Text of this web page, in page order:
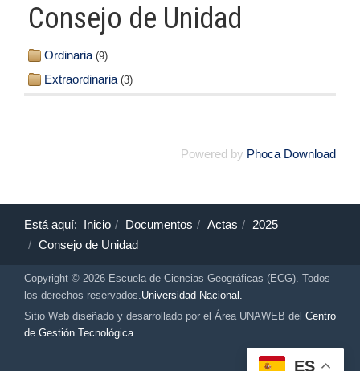
ES
Consejo de Unidad
Ordinaria (9)
Extraordinaria (3)
Powered by Phoca Download
Está aquí: Inicio Documentos Actas
2025
Consejo de Unidad
Copyright © 2026 Escuela de Ciencias Geográficas (ECG). Todos
los derechos reservados.Universidad Nacional.
Sitio Web diseñado y desarrollado por el Área UNAWEB del Centro
de Gestión Tecnológica